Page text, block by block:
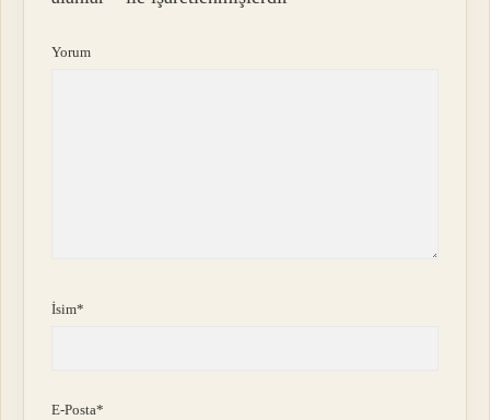
Yorum
İsim*
E-Posta*